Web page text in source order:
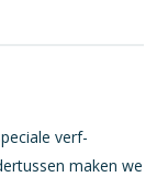
verf-
maken we